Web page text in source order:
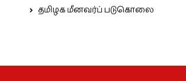
தமிழக மீனவர்ப் படுகொலை